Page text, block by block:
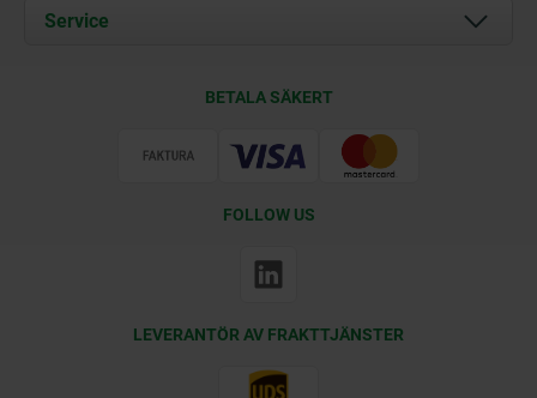
Kontakt
Service
BETALA SÄKERT
FOLLOW US
LEVERANTÖR AV FRAKTTJÄNSTER